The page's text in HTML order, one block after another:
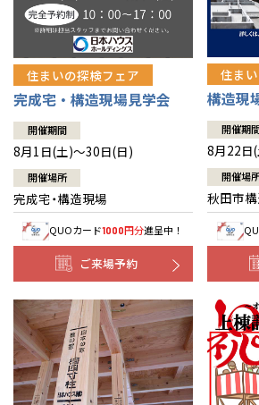
住まいの探検フェア
完成宅・構造現場見学会
開催期間
8月1日(土)～30日(日)
開催場所
完成宅・構造現場
QUOカード1000円分進呈中！
ご来場予約
住ま
構造現
開催期
8月22日(
開催場
秋田市
山口
徳島
高知
鹿児島
長崎
沖縄